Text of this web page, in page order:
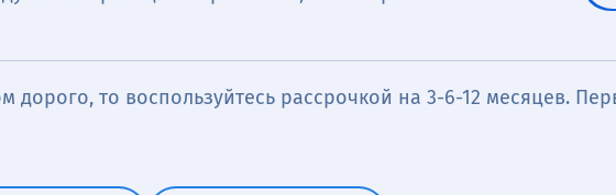
дорого, то воспользуйтесь рассрочкой на 3-6-12 месяцев.